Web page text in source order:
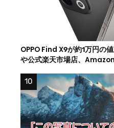
OPPO Find X9が約1万円の
や公式楽天市場店、